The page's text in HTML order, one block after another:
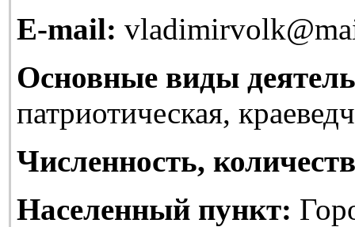
E-mail:
Основные виды
патриотическая,
Численность,
Населенный пункт: